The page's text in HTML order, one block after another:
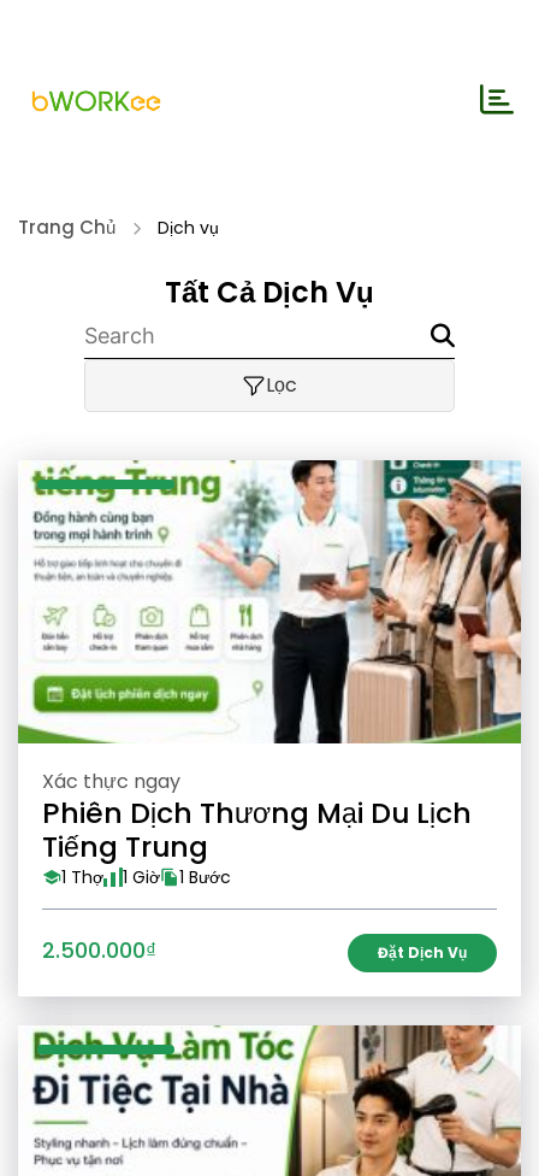
Trang Chủ Dịch vụ
Tất Cả Dịch Vụ
Lọc
Xác thực ngay
Phiên Dịch Thương Mại Du Lịch
Tiếng Trung
1 Thợ 1 Giờ 1 Bước
2.500.000₫ Đặt Dịch Vụ